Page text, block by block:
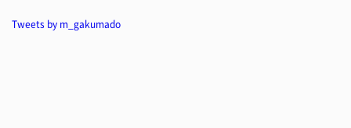
Tweets by m_gakumado